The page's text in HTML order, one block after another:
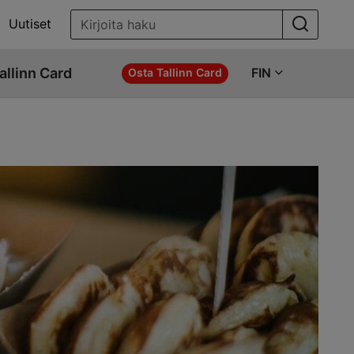
Uutiset
Card Osta Tallinn Card FIN